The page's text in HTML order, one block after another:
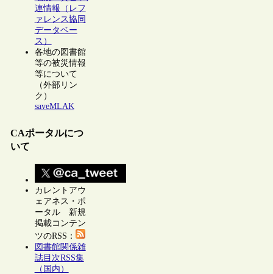
連情報（レフ
ァレンス協同
データベー
ス）
各地の図書館
等の被災情報
等について
（外部リン
ク）
saveMLAK
CAポータルにつ
いて
カレントアウ
ェアネス・ポ
ータル 新規
掲載コンテン
ツのRSS：
図書館関係雑
誌目次RSS集
（国内）